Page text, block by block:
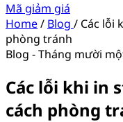
Mã giảm giá
Home/ Blog / Các lỗi
phòng tránh
Blog -Tháng mười
Các lỗi khi in
cách phòng